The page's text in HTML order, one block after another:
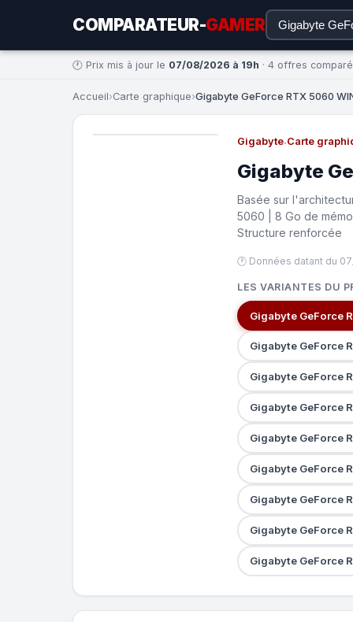
COMPARATEUR-GAMER
🕐 Prix mis à jour le 07/08/2026 à 19h · 4 offres
Accueil›Carte graphique›Gigabyte GeForce RTX 5060
Gigabyte·Carte
Gigabyte
Basée sur
5060 | 8 Go de
Structure renforcée
🕐 Données datant du
LES VARIANTES DU
Gigabyte GeForce
Gigabyte GeForce
Gigabyte GeForce
Gigabyte GeForce
Gigabyte GeForce
Gigabyte GeForce
Gigabyte GeForce
Gigabyte GeForce
Gigabyte GeForce